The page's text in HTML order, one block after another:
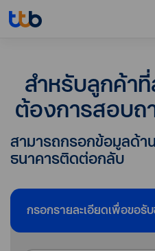
สำหรับลูกค้า
ต้องการสอบถ
สามารถกรอกข้อมูลด้า
ธนาคารติดต่อกลับ
กรอกรายละเอียดเพื่อขอรั